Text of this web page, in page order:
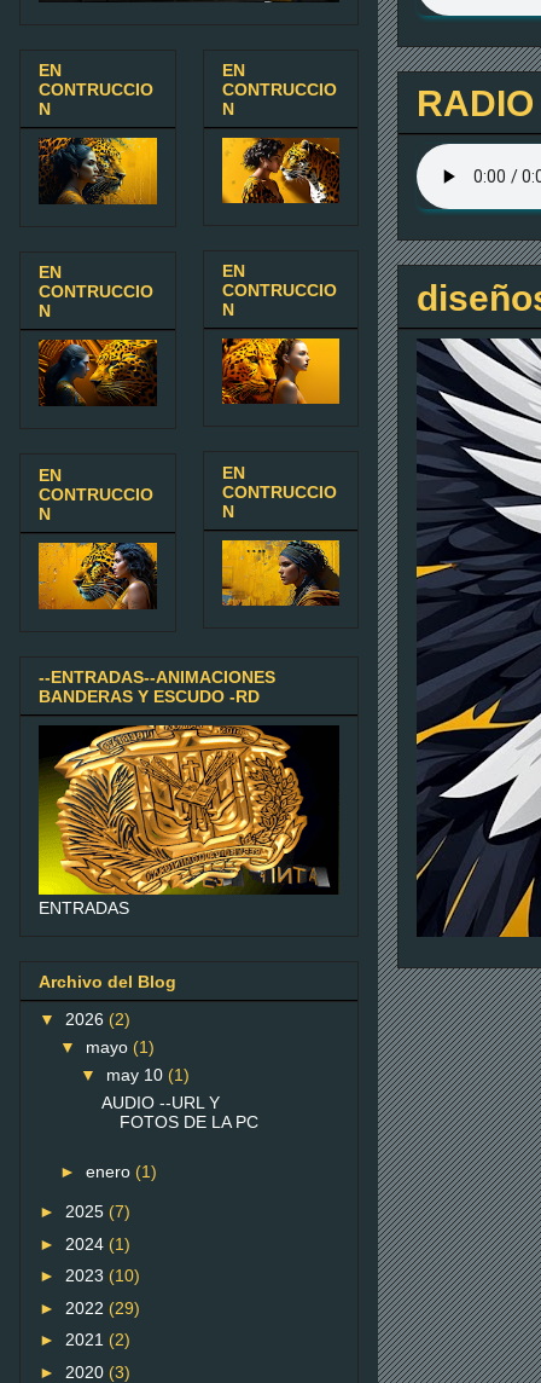
EN
CONTRUCCIO
N
EN
CONTRUCCIO
N
EN
CONTRUCCIO
N
EN
CONTRUCCIO
N
EN
CONTRUCCIO
N
EN
CONTRUCCIO
N
--ENTRADAS--ANIMACIONES
BANDERAS Y ESCUDO -RD
ENTRADAS
Archivo del Blog
▼ 2026 (2)
▼ mayo (1)
▼ may 10 (1)
AUDIO --URL Y
FOTOS DE LA PC
► enero (1)
► 2025 (7)
► 2024 (1)
► 2023 (10)
► 2022 (29)
► 2021 (2)
► 2020 (3)